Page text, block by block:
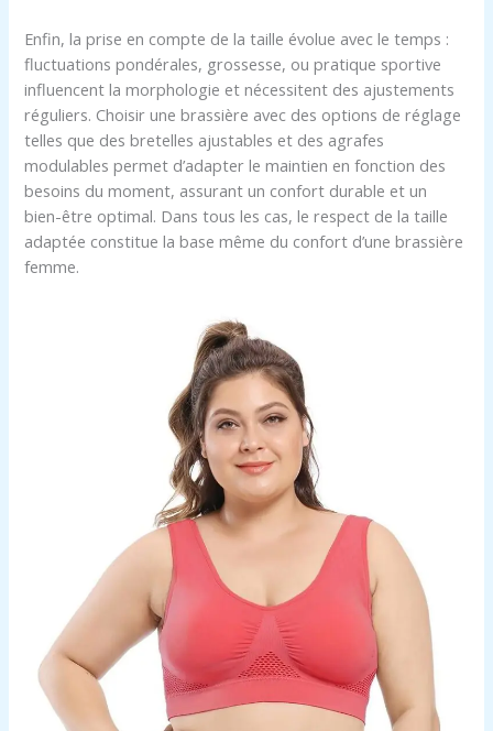
Enfin, la prise en compte de la taille évolue avec le temps :
fluctuations pondérales, grossesse, ou pratique sportive
influencent la morphologie et nécessitent des ajustements
réguliers. Choisir une brassière avec des options de réglage
telles que des bretelles ajustables et des agrafes
modulables permet d’adapter le maintien en fonction des
besoins du moment, assurant un confort durable et un
bien-être optimal. Dans tous les cas, le respect de la taille
adaptée constitue la base même du confort d’une brassière
femme.